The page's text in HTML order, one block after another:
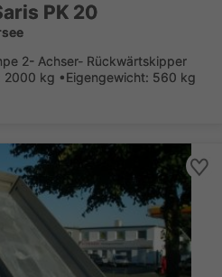
PK 20
2- Achser- Rückwärtskipper
2000 kg •Eigengewicht: 560 kg